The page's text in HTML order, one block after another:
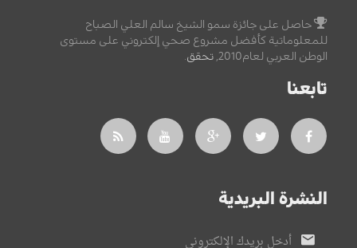
حاصل على جائزة سمو الشيخ سالم العلي الصباح
للمعلوماتية كأفضل مشروع صحي إلكتروني على مستوى
الوطن العربي لعام2010,
تحقق.
تابعنا
النشرة البريدية
أدخل بريدك الإلكتروني